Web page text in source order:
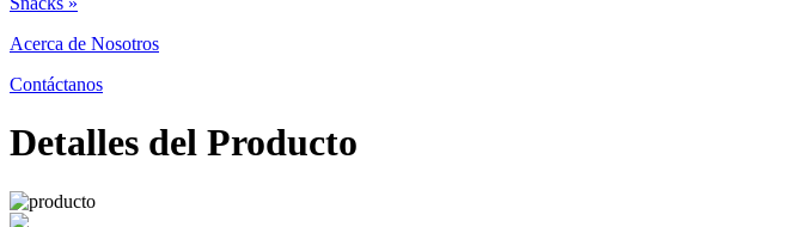
Acerca de Nosotros
Contáctanos
Detalles del Producto